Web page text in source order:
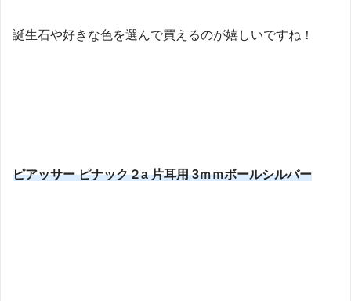
誕生石や好きな色を選んで買えるのが嬉しいですね！
ピアッサー ピナック２a 片耳用 3ｍｍボールシルバー